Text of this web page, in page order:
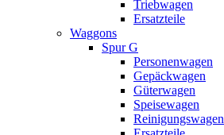
Triebwagen
Ersatzteile
Waggons
Spur G
Personenwagen
Gepäckwagen
Güterwagen
Speisewagen
Reinigungswagen